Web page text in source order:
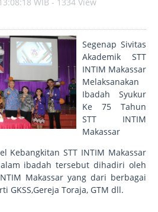
Segenap Sivitas
Akademik STT
INTIM Makassar
Melaksanakan
Ibadah Syukur
Ke 75 Tahun
STT INTIM
Makassar
Kebangkitan STT INTIM Makassar
ibadah tersebut dihadiri oleh
Makassar yang dari berbagai
GKSS,Gereja Toraja, GTM dll.